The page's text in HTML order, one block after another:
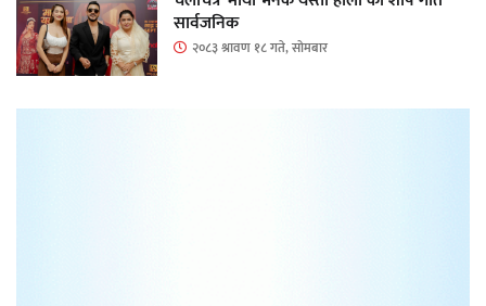
सार्वजनिक
२०८३ श्रावण १८ गते, सोमबार